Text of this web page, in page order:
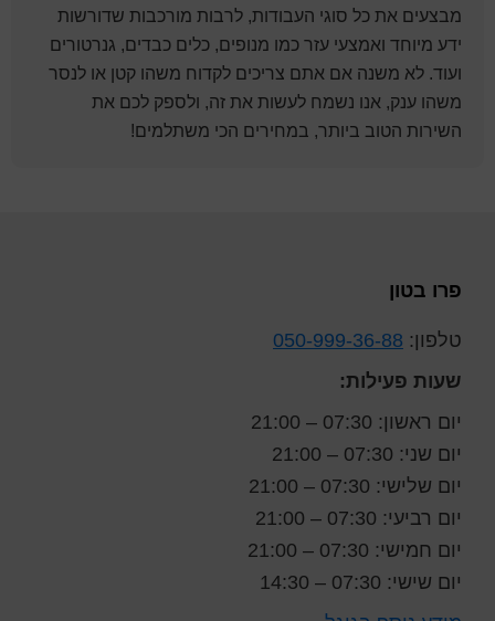
מבצעים את כל סוגי העבודות, לרבות מורכבות שדורשות
ידע מיוחד ואמצעי עזר כמו מנופים, כלים כבדים, גנרטורים
ועוד. לא משנה אם אתם צריכים לקדוח משהו קטן או לנסר
משהו ענק, אנו נשמח לעשות את זה, ולספק לכם את
השירות הטוב ביותר, במחירים הכי משתלמים!
Footer
פרו בטון
טלפון: 050-999-36-88
שעות פעילות:
יום ראשון: 07:30 – 21:00
יום שני: 07:30 – 21:00
יום שלישי: 07:30 – 21:00
יום רביעי: 07:30 – 21:00
יום חמישי: 07:30 – 21:00
יום שישי: 07:30 – 14:30